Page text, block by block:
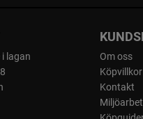
lagan
Om oss
Köpvillkor
Kontakt